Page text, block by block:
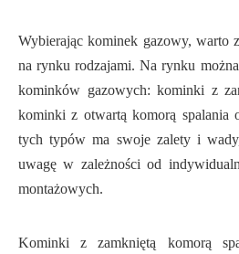
Wybierając kominek gazowy, warto
na rynku rodzajami. Na rynku
kominków gazowych: kominki z
kominki z otwartą komorą spalania
tych typów ma swoje zalety i
uwagę w zależności od
montażowych.
Kominki z zamkniętą komorą